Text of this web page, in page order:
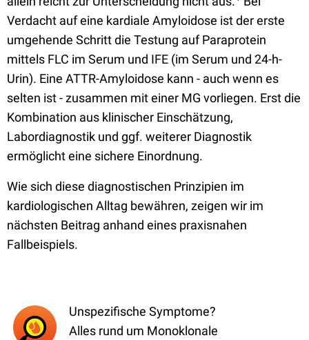
Verdacht auf eine kardiale Amyloidose ist der erste
umgehende Schritt die Testung auf Paraprotein
mittels FLC im Serum und IFE (im Serum und 24-h-
Urin). Eine ATTR-Amyloidose kann - auch wenn es
selten ist - zusammen mit einer MG vorliegen. Erst die
Kombination aus klinischer Einschätzung,
Labordiagnostik und ggf. weiterer Diagnostik
ermöglicht eine sichere Einordnung.
Wie sich diese diagnostischen Prinzipien im
kardiologischen Alltag bewähren, zeigen wir im
nächsten Beitrag anhand eines praxisnahen
Fallbeispiels.
Unspezifische Symptome?
Alles rund um Monoklonale